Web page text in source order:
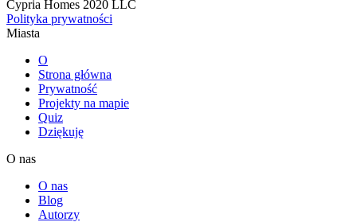
Cypria Homes 2020 LLC
Polityka prywatności
Miasta
O
Strona główna
Prywatność
Projekty na mapie
Quiz
Dziękuję
O nas
O nas
Blog
Autorzy